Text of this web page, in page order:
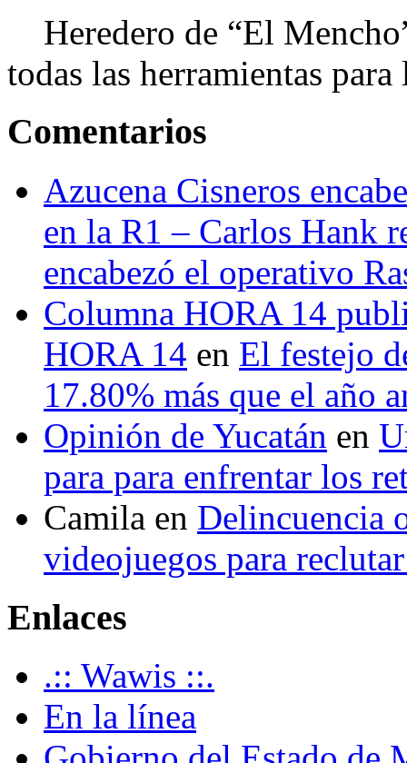
Heredero de “El
todas las herramientas
Comentarios
Azucena Cisneros
en la R1 – Carlos Hank
encabezó el operativo
Columna HORA 14
HORA 14 en El festejo
17.80% más que el año
Opinión de Yucatán en
para para enfrentar los
Camila en Delincuencia
videojuegos para
Enlaces
.:: Wawis ::.
En la línea